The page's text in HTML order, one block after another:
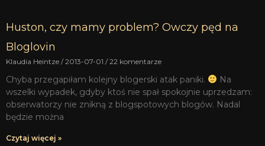
Huston, czy mamy problem? Owczy pęd na
Bloglovin
Klaudia Heintze 2013-07-01 22 komentarze
Chyba przegapiłam kolejny blogerski atak paniki.
Na
wszelki wypadek, gdyby ktoś nie spał spokojnie uprzedzam:
obserwatorzy nie znikną z blogspotowych blogów. Nadal
będzie można
Czytaj więcej »